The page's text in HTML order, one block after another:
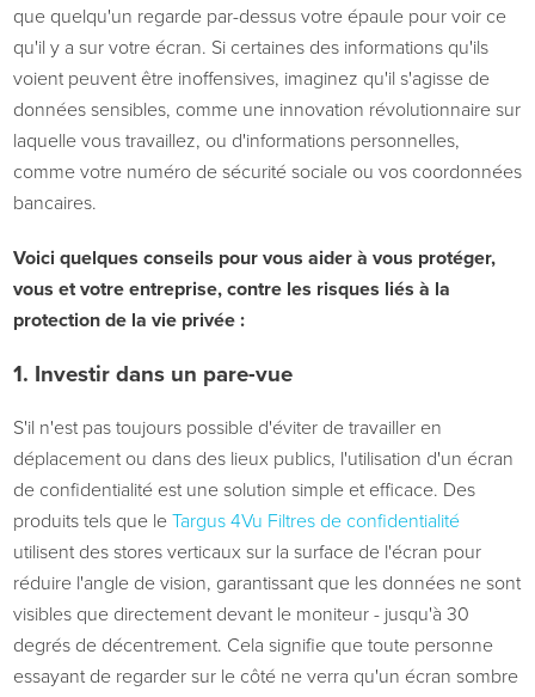
que quelqu'un regarde par-dessus votre épaule pour voir ce
qu'il y a sur votre écran. Si certaines des informations qu'ils
voient peuvent être inoffensives, imaginez qu'il s'agisse de
données sensibles, comme une innovation révolutionnaire sur
laquelle vous travaillez, ou d'informations personnelles,
comme votre numéro de sécurité sociale ou vos coordonnées
bancaires.
Voici quelques conseils pour vous aider à vous protéger,
vous et votre entreprise, contre les risques liés à la
protection de la vie privée :
1. Investir dans un pare-vue
S'il n'est pas toujours possible d'éviter de travailler en
déplacement ou dans des lieux publics, l'utilisation d'un écran
de confidentialité est une solution simple et efficace. Des
produits tels que le Targus 4Vu Filtres de confidentialité
utilisent des stores verticaux sur la surface de l'écran pour
réduire l'angle de vision, garantissant que les données ne sont
visibles que directement devant le moniteur - jusqu'à 30
degrés de décentrement. Cela signifie que toute personne
essayant de regarder sur le côté ne verra qu'un écran sombre